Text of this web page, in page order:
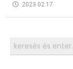
2023.02.17.